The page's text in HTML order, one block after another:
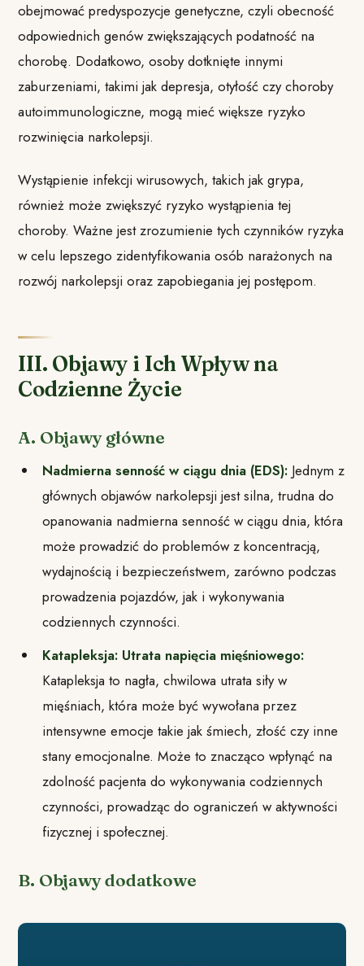
obejmować predyspozycje genetyczne, czyli obecność
odpowiednich genów zwiększających podatność na
chorobę. Dodatkowo, osoby dotknięte innymi
zaburzeniami, takimi jak depresja, otyłość czy choroby
autoimmunologiczne, mogą mieć większe ryzyko
rozwinięcia narkolepsji.
Wystąpienie infekcji wirusowych, takich jak grypa,
również może zwiększyć ryzyko wystąpienia tej
choroby. Ważne jest zrozumienie tych czynników ryzyka
w celu lepszego zidentyfikowania osób narażonych na
rozwój narkolepsji oraz zapobiegania jej postępom.
III. Objawy i Ich Wpływ na
Codzienne Życie
A. Objawy główne
Nadmierna senność w ciągu dnia (EDS):Jednym z
głównych objawów narkolepsji jest silna, trudna do
opanowania nadmierna senność w ciągu dnia, która
może prowadzić do problemów z koncentracją,
wydajnością i bezpieczeństwem, zarówno podczas
prowadzenia pojazdów, jak i wykonywania
codziennych czynności.
Katapleksja: Utrata napięcia mięśniowego:
Katapleksja to nagła, chwilowa utrata siły w
mięśniach, która może być wywołana przez
intensywne emocje takie jak śmiech, złość czy inne
stany emocjonalne. Może to znacząco wpłynąć na
zdolność pacjenta do wykonywania codziennych
czynności, prowadząc do ograniczeń w aktywności
fizycznej i społecznej.
B. Objawy dodatkowe